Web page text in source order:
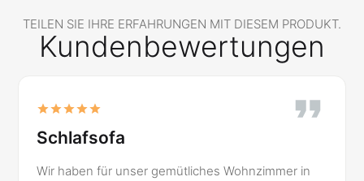
TEILEN SIE IHRE ERFAHRUNGEN MIT DIESEM PRODUKT.
Kundenbewertungen
Schlafsofa
Wir haben für unser gemütliches Wohnzimmer in